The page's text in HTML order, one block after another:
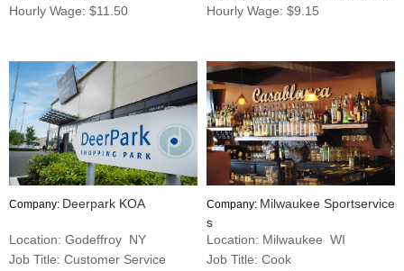
Hourly Wage: $11.50
Hourly Wage: $9.15
Company: Deerpark KOA
Location: Godeffroy NY
Job Title: Customer Service
Company: Milwaukee Sportservice
s
Location: Milwaukee WI
Job Title: Cook